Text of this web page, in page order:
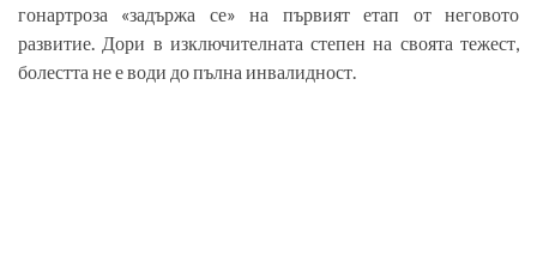
гонартроза «задържа се» на първият етап от неговото
развитие. Дори в изключителната степен на своята тежест,
болестта не е води до пълна инвалидност.